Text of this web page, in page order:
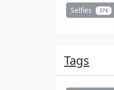
Selfies 374
Tags